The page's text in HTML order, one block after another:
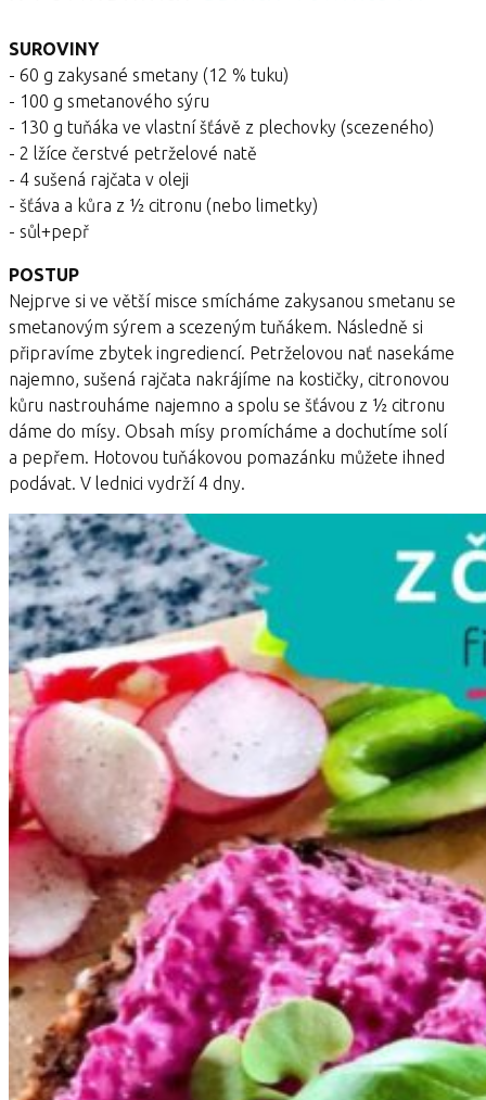
SUROVINY
- 60 g zakysané smetany (12 % tuku)
- 100 g smetanového sýru
- 130 g tuňáka ve vlastní šťávě z plechovky (scezeného)
- 2 lžíce čerstvé petrželové natě
- 4 sušená rajčata v oleji
- šťáva a kůra z ½ citronu (nebo limetky)
- sůl+pepř
POSTUP
Nejprve si ve větší misce smícháme zakysanou smetanu se
smetanovým sýrem a scezeným tuňákem. Následně si
připravíme zbytek ingrediencí. Petrželovou nať nasekáme
najemno, sušená rajčata nakrájíme na kostičky, citronovou
kůru nastrouháme najemno a spolu se šťávou z ½ citronu
dáme do mísy. Obsah mísy promícháme a dochutíme solí
a pepřem. Hotovou tuňákovou pomazánku můžete ihned
podávat. V lednici vydrží 4 dny.